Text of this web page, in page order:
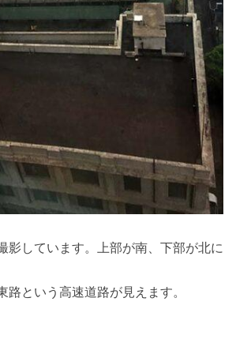
影しています。上部が南、下部が北に
路という高速道路が見えます。